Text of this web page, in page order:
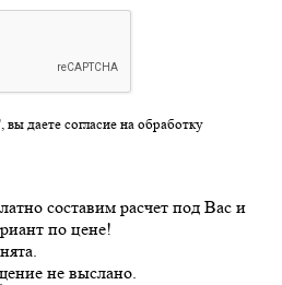
даете согласие на обработку
составим расчет под Вас и
по цене!
не выслано.